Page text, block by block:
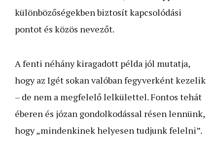
különbözőségekben biztosít kapcsolódási
pontot és közös nevezőt.
A fenti néhány kiragadott példa jól mutatja,
hogy az Igét sokan valóban fegyverként kezelik
– de nem a megfelelő lelkülettel. Fontos tehát
éberen és józan gondolkodással résen lennünk,
hogy „mindenkinek helyesen tudjunk felelni”.